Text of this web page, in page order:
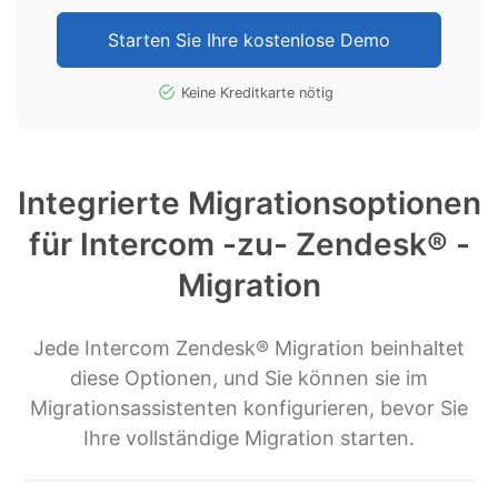
Starten Sie Ihre kostenlose Demo
Keine Kreditkarte nötig
Integrierte Migrationsoptionen
für Intercom -zu- Zendesk® -
Migration
Jede Intercom Zendesk® Migration beinhaltet
diese Optionen, und Sie können sie im
Migrationsassistenten konfigurieren, bevor Sie
Ihre vollständige Migration starten.